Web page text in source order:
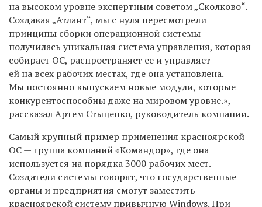
на высоком уровне экспертным советом „Сколково“.
Создавая „Атлант“, мы с нуля пересмотрели
принципы сборки операционной системы —
получилась уникальная система управления, которая
собирает ОС, распространяет ее и управляет
ей на всех рабочих местах, где она установлена.
Мы постоянно выпускаем новые модули, которые
конкурентоспособны даже на мировом уровне.», —
рассказал Артем Стыценко, руководитель компании.
Самый крупный пример применения красноярской
ОС — группа компаний «Командор», где она
используется на порядка 3000 рабочих мест.
Создатели системы говорят, что государственные
органы и предприятия смогут заместить
красноярской систему привычную Windows.При